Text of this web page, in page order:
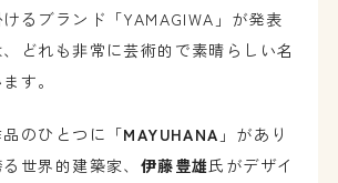
るブランド「YAMAGIWA」が発表
どれも非常に芸術的で素晴らしい名
す。
のひとつに「MAYUHANA 」があり
世界的建築家、 伊藤豊雄氏がデザイ